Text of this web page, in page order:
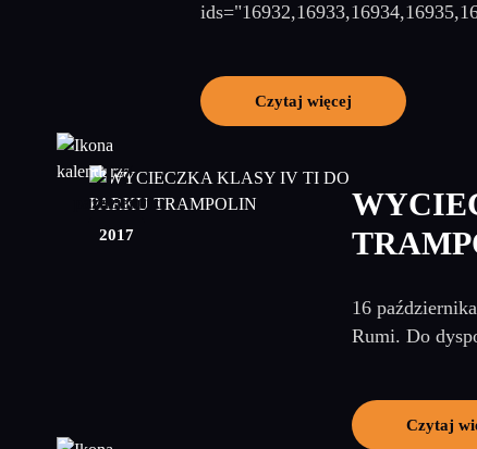
Czytaj więcej
17
październik
2017
16
Rumi. Do
Czytaj